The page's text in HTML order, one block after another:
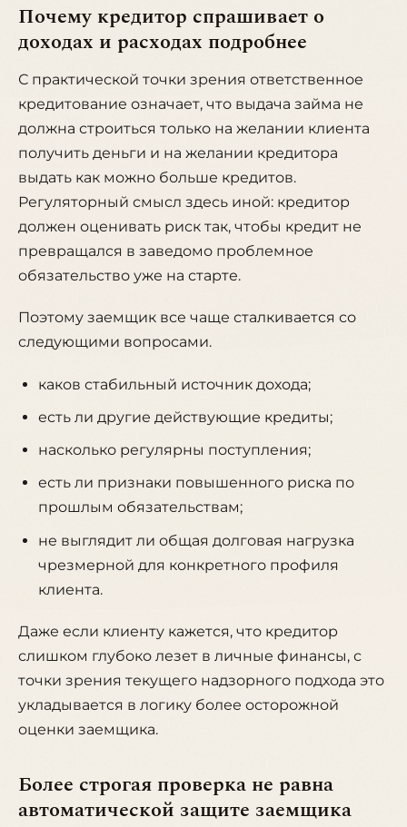
Почему кредитор спрашивает о
доходах и расходах подробнее
С практической точки зрения ответственное
кредитование означает, что выдача займа не
должна строиться только на желании клиента
получить деньги и на желании кредитора
выдать как можно больше кредитов.
Регуляторный смысл здесь иной: кредитор
должен оценивать риск так, чтобы кредит не
превращался в заведомо проблемное
обязательство уже на старте.
Поэтому заемщик все чаще сталкивается со
следующими вопросами.
каков стабильный источник дохода;
есть ли другие действующие кредиты;
насколько регулярны поступления;
есть ли признаки повышенного риска по
прошлым обязательствам;
не выглядит ли общая долговая нагрузка
чрезмерной для конкретного профиля
клиента.
Даже если клиенту кажется, что кредитор
слишком глубоко лезет в личные финансы, с
точки зрения текущего надзорного подхода это
укладывается в логику более осторожной
оценки заемщика.
Более строгая проверка не равна
автоматической защите заемщика